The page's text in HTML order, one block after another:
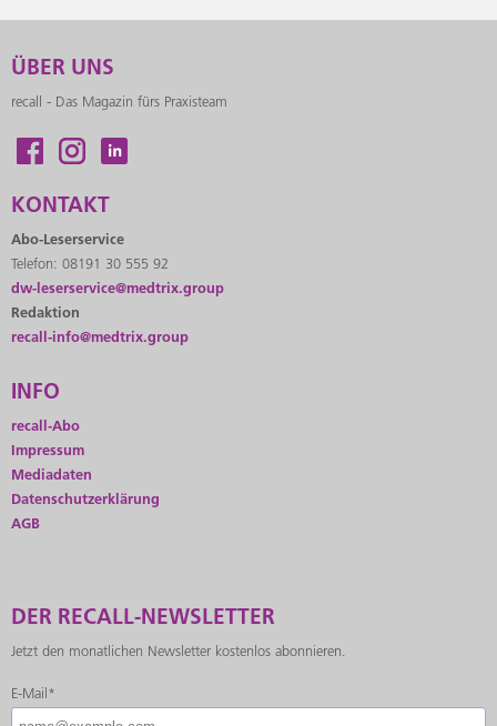
ÜBER UNS
recall - Das Magazin fürs Praxisteam
KONTAKT
Abo-Leserservice
Telefon: 08191 30 555 92
dw-leserservice@medtrix.group
Redaktion
recall-info@medtrix.group
INFO
recall-Abo
Impressum
Mediadaten
Datenschutzerklärung
AGB
DER RECALL-NEWSLETTER
Jetzt den monatlichen Newsletter kostenlos abonnieren.
E-Mail*